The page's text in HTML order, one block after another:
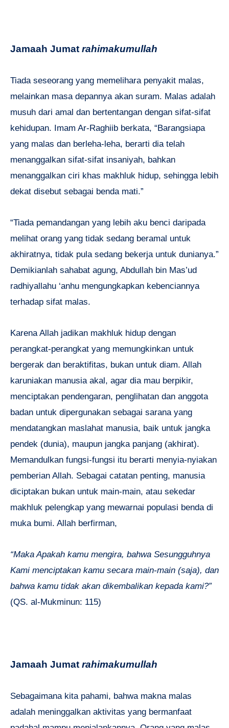
Jamaah Jumat rahimakumullah
Tiada seseorang yang memelihara penyakit malas,
melainkan masa depannya akan suram. Malas adalah
musuh dari amal dan bertentangan dengan sifat-sifat
kehidupan. Imam Ar-Raghiib berkata, “Barangsiapa
yang malas dan berleha-leha, berarti dia telah
menanggalkan sifat-sifat insaniyah, bahkan
menanggalkan ciri khas makhluk hidup, sehingga lebih
dekat disebut sebagai benda mati.”
“Tiada pemandangan yang lebih aku benci daripada
melihat orang yang tidak sedang beramal untuk
akhiratnya, tidak pula sedang bekerja untuk dunianya.”
Demikianlah sahabat agung, Abdullah bin Mas’ud
radhiyallahu ‘anhu mengungkapkan kebenciannya
terhadap sifat malas.
Karena Allah jadikan makhluk hidup dengan
perangkat-perangkat yang memungkinkan untuk
bergerak dan beraktifitas, bukan untuk diam. Allah
karuniakan manusia akal, agar dia mau berpikir,
menciptakan pendengaran, penglihatan dan anggota
badan untuk dipergunakan sebagai sarana yang
mendatangkan maslahat manusia, baik untuk jangka
pendek (dunia), maupun jangka panjang (akhirat).
Memandulkan fungsi-fungsi itu berarti menyia-nyiakan
pemberian Allah. Sebagai catatan penting, manusia
diciptakan bukan untuk main-main, atau sekedar
makhluk pelengkap yang mewarnai populasi benda di
muka bumi. Allah berfirman,
“Maka Apakah kamu mengira, bahwa Sesungguhnya
Kami menciptakan kamu secara main-main (saja), dan
bahwa kamu tidak akan dikembalikan kepada kami?”
(QS. al-Mukminun: 115)
Jamaah Jumat rahimakumullah
Sebagaimana kita pahami, bahwa makna malas
adalah meninggalkan aktivitas yang bermanfaat